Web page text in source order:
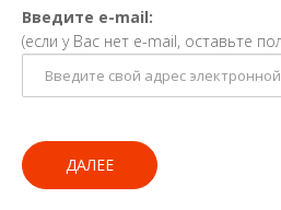
Введите e-mail:
(если у Вас нет e-mail, оставьте
ДАЛЕЕ